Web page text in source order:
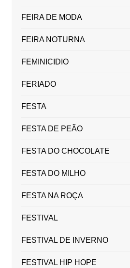
FEIRA DE MODA
FEIRA NOTURNA
FEMINICIDIO
FERIADO
FESTA
FESTA DE PEÃO
FESTA DO CHOCOLATE
FESTA DO MILHO
FESTA NA ROÇA
FESTIVAL
FESTIVAL DE INVERNO
FESTIVAL HIP HOPE